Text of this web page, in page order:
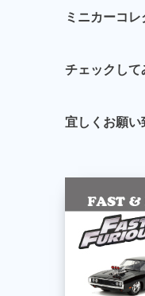
ミニカーコ
チェックして
宜しくお願い